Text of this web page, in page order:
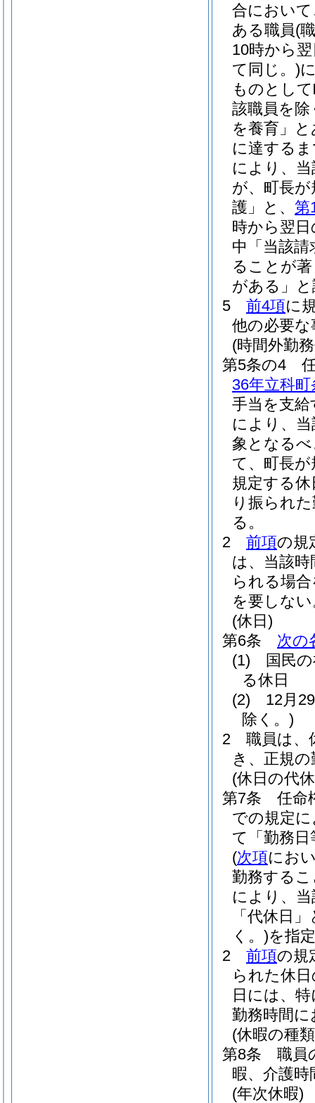
合において
ある職員(
10時から
て同じ。)
ものとし
該職員を除
を養育」
に達する
により、
が、町長
護」と、 第
時から翌
中「当該
ることが
がある」
5
前4項に
他の必要
(時間外勤
第5条の4
36年立科
手当を支
により、
象となる
て、町長
規定する休
り振られ
る。
2
前項の規
は、当該
られる場
を要しな
(休日)
第6条
次の
(1)
国民
る休日
(2)
12月
除く。)
2
職員は、
き、正規
(休日の代
第7条
任命
での規定
て「勤務
(次項にお
勤務する
により、
「代休日
く。)を指
2
前項の規
られた休
日には、
勤務時間
(休暇の種
第8条
職員
暇、介護
(年次休暇)